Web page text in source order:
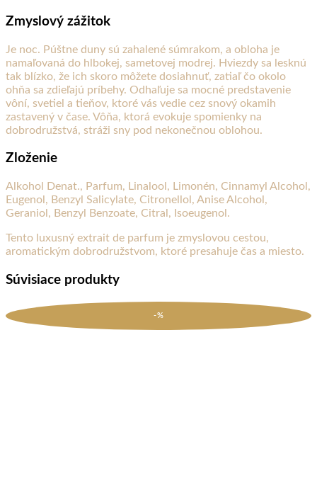
Zmyslový zážitok
Je noc. Púštne duny sú zahalené súmrakom, a obloha je
namaľovaná do hlbokej, sametovej modrej. Hviezdy sa lesknú
tak blízko, že ich skoro môžete dosiahnuť, zatiaľ čo okolo
ohňa sa zdieľajú príbehy. Odhaľuje sa mocné predstavenie
vôní, svetiel a tieňov, ktoré vás vedie cez snový okamih
zastavený v čase. Vôňa, ktorá evokuje spomienky na
dobrodružstvá, stráži sny pod nekonečnou oblohou.
Zloženie
Alkohol Denat., Parfum, Linalool, Limonén, Cinnamyl Alcohol,
Eugenol, Benzyl Salicylate, Citronellol, Anise Alcohol,
Geraniol, Benzyl Benzoate, Citral, Isoeugenol.
Tento luxusný extrait de parfum je zmyslovou cestou,
aromatickým dobrodružstvom, ktoré presahuje čas a miesto.
Súvisiace produkty
-%